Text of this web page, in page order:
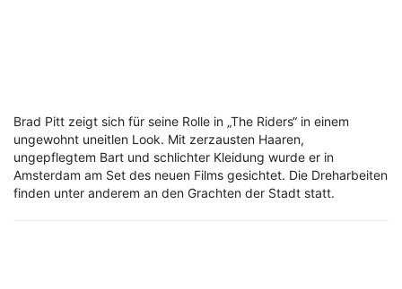
Brad Pitt zeigt sich für seine Rolle in „The Riders“ in einem
ungewohnt uneitlen Look. Mit zerzausten Haaren,
ungepflegtem Bart und schlichter Kleidung wurde er in
Amsterdam am Set des neuen Films gesichtet. Die Dreharbeiten
finden unter anderem an den Grachten der Stadt statt.